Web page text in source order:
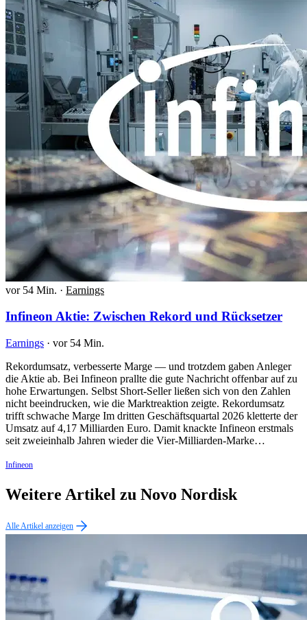
vor 54 Min. · Earnings
Infineon Aktie: Zwischen Rekord und Rücksetzer
Earnings · vor 54 Min.
Rekordumsatz, verbesserte Marge — und trotzdem gaben Anleger
die Aktie ab. Bei Infineon prallte die gute Nachricht offenbar auf zu
hohe Erwartungen. Selbst Short-Seller ließen sich von den Zahlen
nicht beeindrucken, wie die Marktreaktion zeigte. Rekordumsatz
trifft schwache Marge Im dritten Geschäftsquartal 2026 kletterte der
Umsatz auf 4,17 Milliarden Euro. Damit knackte Infineon erstmals
seit zweieinhalb Jahren wieder die Vier-Milliarden-Marke…
Infineon
Weitere Artikel zu Novo Nordisk
Alle Artikel anzeigen